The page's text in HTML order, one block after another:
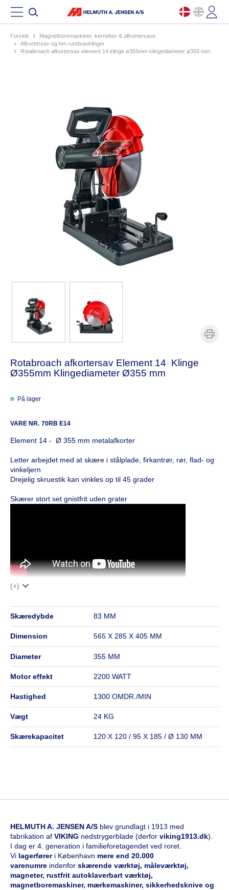
Forside
magnetboremaskiner, kernebor & afkortersave
afkortersav og hm rundsavklinger
rotabroach afkortersav element 14 klinge ø355mm klingediameter ø355 mm
Rotabroach afkortersav Element 14 Klinge
Ø355mm Klingediameter Ø355 mm
På lager
VARE NR. 70RB E14
Element 14 - Ø 355 mm metalafkorter
Letter arbejdet med at skære i stålplade, firkantrør, rør, flad- og
vinkeljern
Drejelig skruestik kan vinkles op til 45 grader
Skærer stort set gnistfrit uden grater
(+)
skæredybde 83 MM
dimension 565 X 285 X 405 MM
diameter 355 MM
motor effekt 2200 WATT
hastighed 1300 OMDR./MIN
vægt 24 KG
skærekapacitet 120 X 120 / 95 X 185 / Ø 130 MM
HELMUTH A. JENSEN A/S blev grundlagt i 1913 med
fabrikation af VIKING nedstrygerblade (derfor viking1913.dk).
I dag er 4. generation i familieforetagendet ved roret.
Vi lagerfører i København mere end 20.000
varenumre indenfor skærende værktøj, måleværktøj,
magneter, rustfrit autoklaverbart værktøj,
magnetboremaskiner, mærkemaskiner, sikkerhedsknive og